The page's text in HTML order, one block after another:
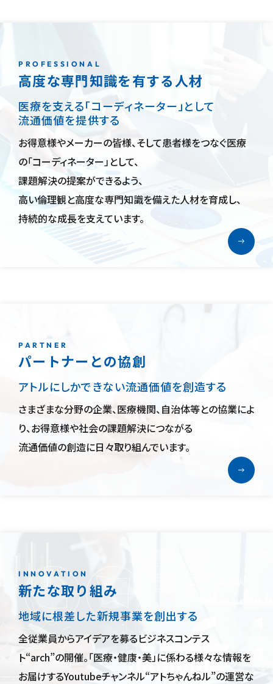
PROFESSIONAL
高度な専門知識を有する人材
医療を支える「コーディネーター」として
流通価値を提供する
お得意様やメーカーの皆様、そして患者様をつなぐ医療
の「コーディネーター」 として、
課題解決の提案ができるよう、
高い倫理観と高度な専門知識を備えた人材を育成し、
持続的な成長を支えています。
PARTNER
パートナーとの協創
アトルにしかできない流通価値を創造する
さまざまな分野の企業、医療機関、自治体等との協業によ
り、お得意様や社会の課題解決につながる
流通価値の創造に日々取り組んでいます。
INNOVATION
新たな取り組み
地域に根差した新規事業を創出する
全従業員からアイデアを募るビジネスコンテス
ト“arch”の開催。「医療・健康・美」に係わる様々な情報を
お届けするYoutubeチャンネル“アトちゃんねル”の運営な